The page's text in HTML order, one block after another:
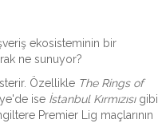
ekosisteminin bir
ne sunuyor?
Özellikle The Rings of
ise İstanbul Kırmızısıgibi
Premier Lig maçlarının